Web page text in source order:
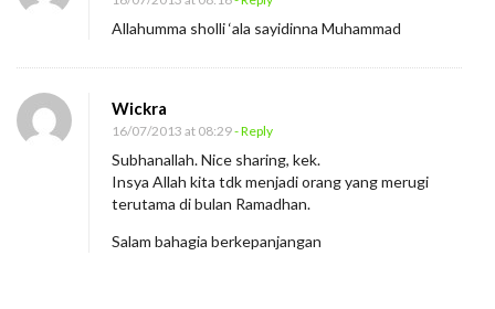
a
O
r
a
n
y
Allahumma sholli ‘ala sayidinna Muhammad
Wickra
16/07/2013 at 08:29- Reply
Subhanallah. Nice sharing, kek.
Insya Allah kita tdk menjadi orang yang merugi
terutama di bulan Ramadhan.
Salam bahagia berkepanjangan